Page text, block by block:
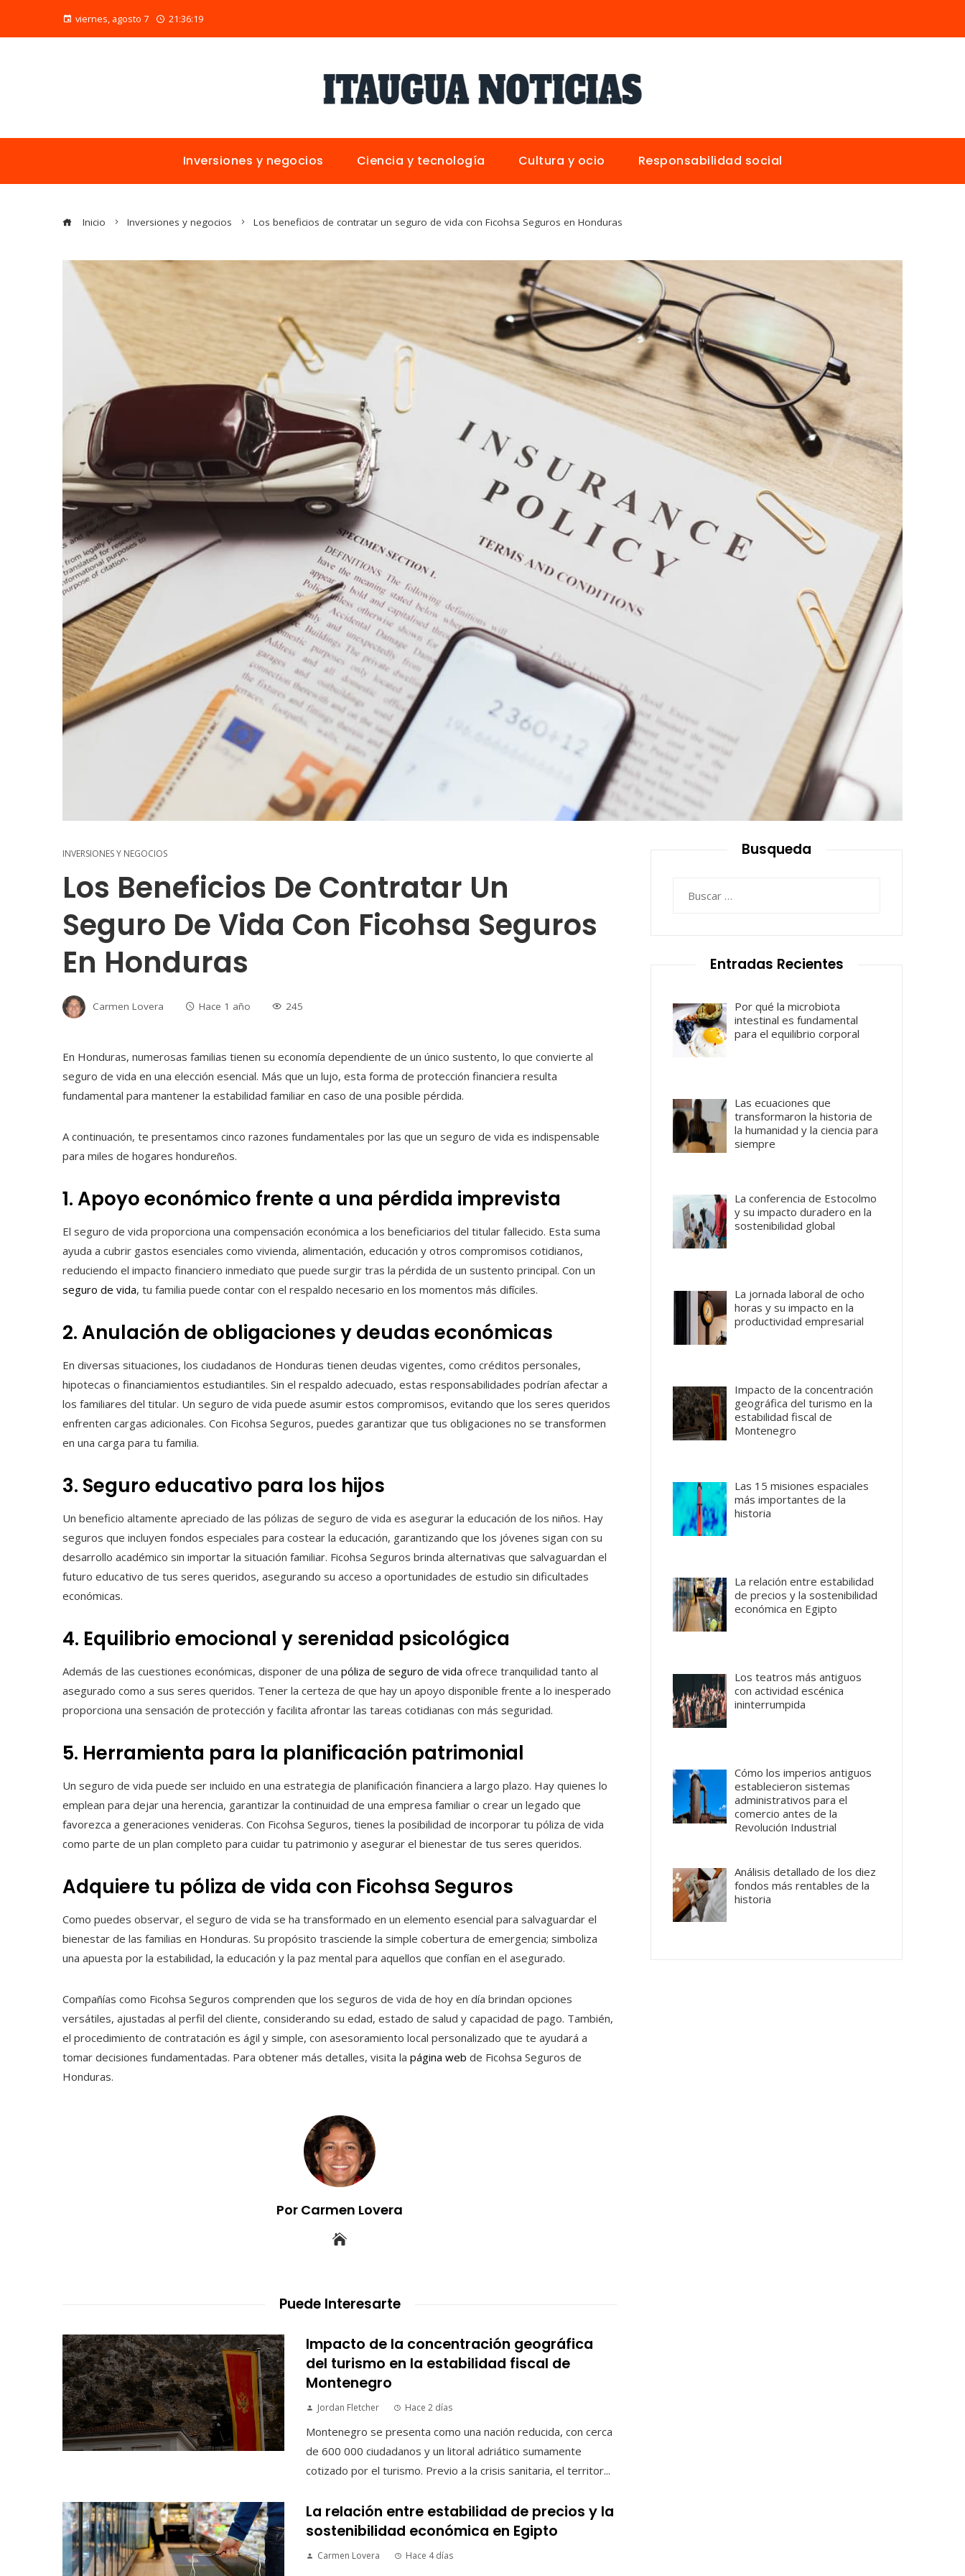
viernes, agosto 7 21:36:20
Inversiones y negocios Ciencia y tecnología Cultura y ocio Responsabilidad social
Inicio Inversiones y negocios Los beneficios de contratar un seguro de vida con Ficohsa Seguros en Honduras
INVERSIONES Y NEGOCIOS
Los Beneficios De Contratar Un
Seguro De Vida Con Ficohsa Seguros
En Honduras
Carmen Lovera Hace 1 año 245
En Honduras, numerosas familias tienen su economía dependiente de un único sustento, lo que convierte al
seguro de vida en una elección esencial. Más que un lujo, esta forma de protección financiera resulta
fundamental para mantener la estabilidad familiar en caso de una posible pérdida.
A continuación, te presentamos cinco razones fundamentales por las que un seguro de vida es indispensable
para miles de hogares hondureños.
1. Apoyo económico frente a una pérdida imprevista
El seguro de vida proporciona una compensación económica a los beneficiarios del titular fallecido. Esta suma
ayuda a cubrir gastos esenciales como vivienda, alimentación, educación y otros compromisos cotidianos,
reduciendo el impacto financiero inmediato que puede surgir tras la pérdida de un sustento principal. Con un
seguro de vida, tu familia puede contar con el respaldo necesario en los momentos más difíciles.
2. Anulación de obligaciones y deudas económicas
En diversas situaciones, los ciudadanos de Honduras tienen deudas vigentes, como créditos personales,
hipotecas o financiamientos estudiantiles. Sin el respaldo adecuado, estas responsabilidades podrían afectar a
los familiares del titular. Un seguro de vida puede asumir estos compromisos, evitando que los seres queridos
enfrenten cargas adicionales. Con Ficohsa Seguros, puedes garantizar que tus obligaciones no se transformen
en una carga para tu familia.
3. Seguro educativo para los hijos
Un beneficio altamente apreciado de las pólizas de seguro de vida es asegurar la educación de los niños. Hay
seguros que incluyen fondos especiales para costear la educación, garantizando que los jóvenes sigan con su
desarrollo académico sin importar la situación familiar. Ficohsa Seguros brinda alternativas que salvaguardan el
futuro educativo de tus seres queridos, asegurando su acceso a oportunidades de estudio sin dificultades
económicas.
4. Equilibrio emocional y serenidad psicológica
Además de las cuestiones económicas, disponer de una póliza de seguro de vida ofrece tranquilidad tanto al
asegurado como a sus seres queridos. Tener la certeza de que hay un apoyo disponible frente a lo inesperado
proporciona una sensación de protección y facilita afrontar las tareas cotidianas con más seguridad.
5. Herramienta para la planificación patrimonial
Un seguro de vida puede ser incluido en una estrategia de planificación financiera a largo plazo. Hay quienes lo
emplean para dejar una herencia, garantizar la continuidad de una empresa familiar o crear un legado que
favorezca a generaciones venideras. Con Ficohsa Seguros, tienes la posibilidad de incorporar tu póliza de vida
como parte de un plan completo para cuidar tu patrimonio y asegurar el bienestar de tus seres queridos.
Adquiere tu póliza de vida con Ficohsa Seguros
Como puedes observar, el seguro de vida se ha transformado en un elemento esencial para salvaguardar el
bienestar de las familias en Honduras. Su propósito trasciende la simple cobertura de emergencia; simboliza
una apuesta por la estabilidad, la educación y la paz mental para aquellos que confían en el asegurado.
Compañías como Ficohsa Seguros comprenden que los seguros de vida de hoy en día brindan opciones
versátiles, ajustadas al perfil del cliente, considerando su edad, estado de salud y capacidad de pago. También,
el procedimiento de contratación es ágil y simple, con asesoramiento local personalizado que te ayudará a
tomar decisiones fundamentadas. Para obtener más detalles, visita la página web de Ficohsa Seguros de
Honduras.
Por Carmen Lovera
Puede Interesarte
Impacto de la concentración geográfica
del turismo en la estabilidad fiscal de
Montenegro
Jordan Fletcher Hace 2 días
Montenegro se presenta como una nación reducida, con cerca
de 600 000 ciudadanos y un litoral adriático sumamente
cotizado por el turismo. Previo a la crisis sanitaria, el territor...
La relación entre estabilidad de precios y la
sostenibilidad económica en Egipto
Carmen Lovera Hace 4 días
Busqueda
Entradas Recientes
Por qué la microbiota
intestinal es fundamental
para el equilibrio corporal
Las ecuaciones que
transformaron la historia de
la humanidad y la ciencia para
siempre
La conferencia de Estocolmo
y su impacto duradero en la
sostenibilidad global
La jornada laboral de ocho
horas y su impacto en la
productividad empresarial
Impacto de la concentración
geográfica del turismo en la
estabilidad fiscal de
Montenegro
Las 15 misiones espaciales
más importantes de la
historia
La relación entre estabilidad
de precios y la sostenibilidad
económica en Egipto
Los teatros más antiguos
con actividad escénica
ininterrumpida
Cómo los imperios antiguos
establecieron sistemas
administrativos para el
comercio antes de la
Revolución Industrial
Análisis detallado de los diez
fondos más rentables de la
historia